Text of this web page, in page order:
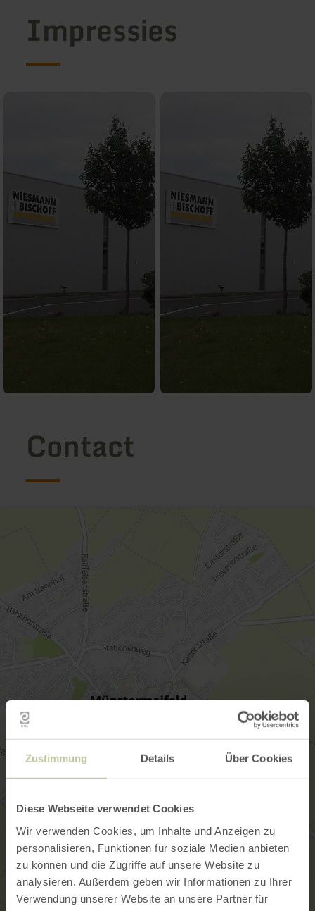
Zustimmung Details Über Cookies
Diese Webseite verwendet Cookies
Wir verwenden Cookies, um Inhalte und Anzeigen zu
personalisieren, Funktionen für soziale Medien anbieten
zu können und die Zugriffe auf unsere Website zu
analysieren. Außerdem geben wir Informationen zu Ihrer
Verwendung unserer Website an unsere Partner für
Impressies
Contact